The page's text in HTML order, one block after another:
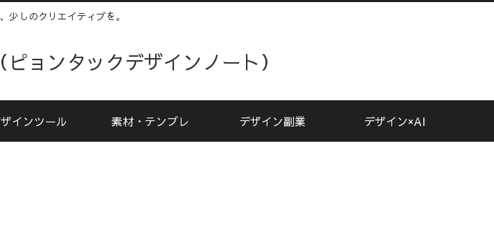
少しのクリエイティブを。
ョンタックデザインノート）
インツール 素材・テンプレ デザイン副業 デザイン×AI